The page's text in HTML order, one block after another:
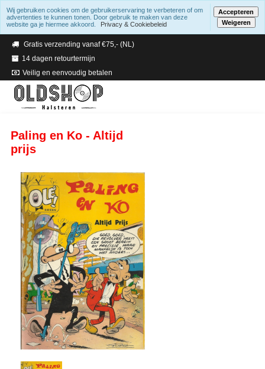
Verzending binnen 2 a 3 werkdagen
Gratis verzending vanaf €75,- (NL)
14 dagen retourtermijn
Veilig en eenvoudig betalen
Paling en Ko - Altijd
prijs
Wij gebruiken cookies om de gebruikerservaring te verbeteren of om
advertenties te kunnen tonen. Door gebruik te maken van deze
website ga je hiermee akkoord.
Privacy & Cookiebeleid
Accepteren
Weigeren